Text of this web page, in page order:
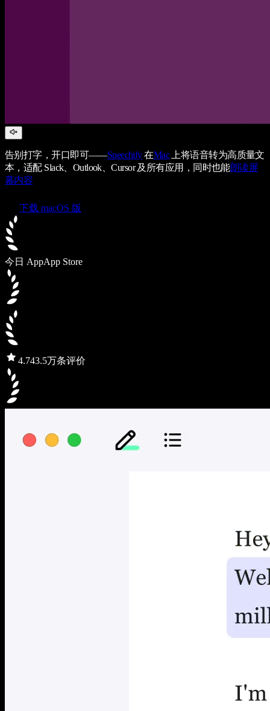
告别打字，开口即可——Speechify在Mac上将语音转为高质量文
本，适配 Slack、Outlook、Cursor 及所有应用，同时也能朗读屏
幕内容
下载 macOS 版
今日 AppApp Store
4.743.5万条评价